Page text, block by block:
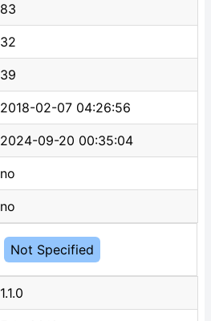
83
32
39
2018-02-07 04:26:56
2024-09-20 00:35:04
no
no
Not Specified
1.1.0